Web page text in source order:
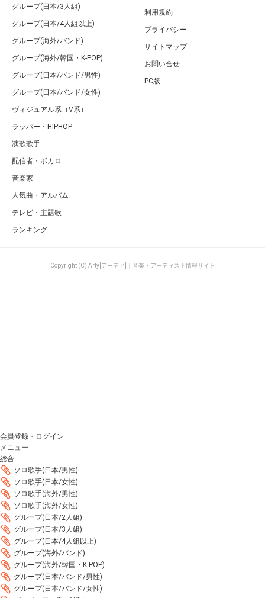
グループ(日本/3人組)
グループ(日本/4人組以上)
グループ(海外/バンド)
グループ(海外/韓国・K-POP)
グループ(日本/バンド/男性)
グループ(日本/バンド/女性)
ヴィジュアル系（V系）
ラッパー・HIPHOP
演歌歌手
配信者・ボカロ
音楽家
人気曲・アルバム
テレビ・主題歌
ランキング
利用規約
プライバシー
サイトマップ
お問い合せ
PC版
Copyright (C) Arty[アーティ]｜音楽・アーティスト情報サイト
会員登録・ログイン
メニュー
総合
ソロ歌手(日本/男性)
ソロ歌手(日本/女性)
ソロ歌手(海外/男性)
ソロ歌手(海外/女性)
グループ(日本/2人組)
グループ(日本/3人組)
グループ(日本/4人組以上)
グループ(海外/バンド)
グループ(海外/韓国・K-POP)
グループ(日本/バンド/男性)
グループ(日本/バンド/女性)